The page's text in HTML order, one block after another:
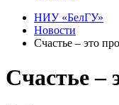
НИУ «БелГУ»
Новости
Счастье – это
Счастье –